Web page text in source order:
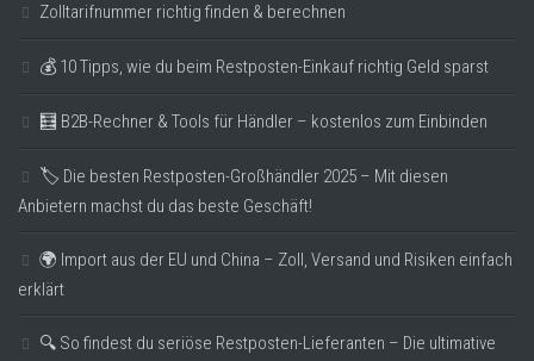
Zolltarifnummer richtig finden & berechnen
💰 10 Tipps, wie du beim Restposten-Einkauf richtig Geld sparst
🧮 B2B-Rechner & Tools für Händler – kostenlos zum Einbinden
🏷️ Die besten Restposten-Großhändler 2025 – Mit diesen
Anbietern machst du das beste Geschäft!
🌍 Import aus der EU und China – Zoll, Versand und Risiken einfach
erklärt
🔍 So findest du seriöse Restposten-Lieferanten – Die ultimative